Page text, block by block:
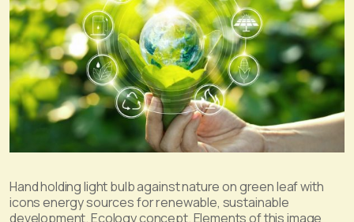
Hand holding light bulb against nature on green leaf with
icons energy sources for renewable, sustainable
development. Ecology concept. Elements of this image